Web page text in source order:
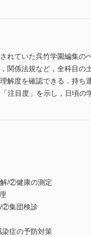
れていた呉竹学園編集
関係法規など，全科目の
解度を確認できる．持ち
注目度」を示し，日頃
/②健康の測定
集団検診
の予防対策